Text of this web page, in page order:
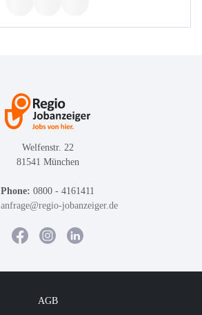
Welfenstr. 22
81541 München
Phone: 0800 - 4161411
anfrage@regio-jobanzeiger.de
AGB